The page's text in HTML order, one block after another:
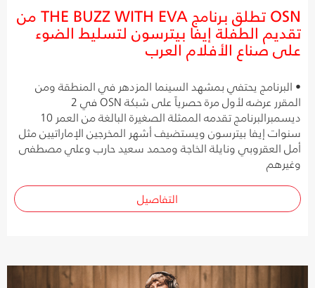
OSN تطلق برنامج THE BUZZ WITH EVA من
تقديم الطفلة إيفا بيترسون لتسليط الضوء
على صناع الأفلام العرب
• البرنامج يحتفي بمشهد السينما المزدهر في المنطقة ومن
المقرر عرضه لأول مرة حصرياً على شبكة OSN في 2
ديسمبرالبرنامج تقدمه الممثلة الصغيرة البالغة من العمر 10
سنوات إيفا بيترسون ويستضيف أشهر المخرجين الإماراتيين مثل
أمل العقروبي ونايلة الخاجة ومحمد سعيد حارب وعلي مصطفى
وغيرهم
التفاصيل